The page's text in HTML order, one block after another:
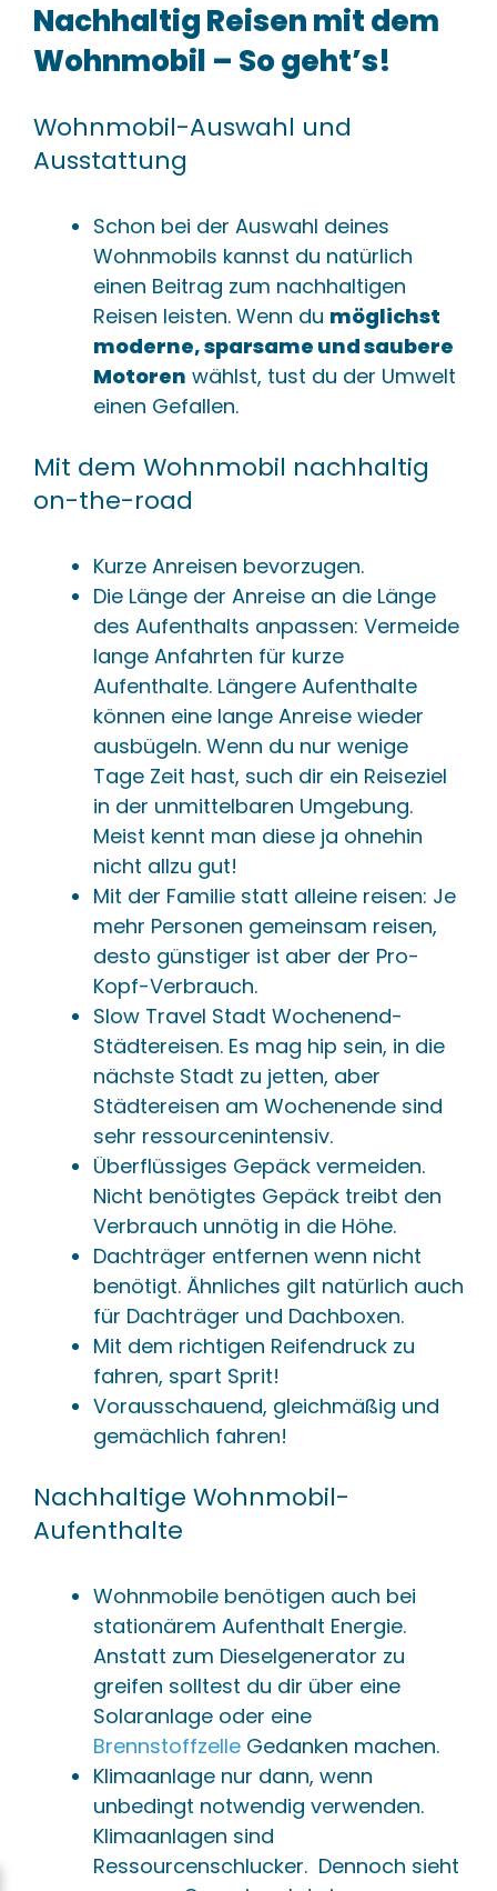
Nachhaltig Reisen mit dem
Wohnmobil – So geht’s!
Wohnmobil-Auswahl und
Ausstattung
Schon bei der Auswahl deines
Wohnmobils kannst du natürlich
einen Beitrag zum nachhaltigen
Reisen leisten. Wenn du möglichst
moderne, sparsame und saubere
Motoren wählst, tust du der Umwelt
einen Gefallen.
Mit dem Wohnmobil nachhaltig
on-the-road
Kurze Anreisen bevorzugen.
Die Länge der Anreise an die Länge
des Aufenthalts anpassen: Vermeide
lange Anfahrten für kurze
Aufenthalte. Längere Aufenthalte
können eine lange Anreise wieder
ausbügeln. Wenn du nur wenige
Tage Zeit hast, such dir ein Reiseziel
in der unmittelbaren Umgebung.
Meist kennt man diese ja ohnehin
nicht allzu gut!
Mit der Familie statt alleine reisen: Je
mehr Personen gemeinsam reisen,
desto günstiger ist aber der Pro-
Kopf-Verbrauch.
Slow Travel Stadt Wochenend-
Städtereisen. Es mag hip sein, in die
nächste Stadt zu jetten, aber
Städtereisen am Wochenende sind
sehr ressourcenintensiv.
Überflüssiges Gepäck vermeiden.
Nicht benötigtes Gepäck treibt den
Verbrauch unnötig in die Höhe.
Dachträger entfernen wenn nicht
benötigt. Ähnliches gilt natürlich auch
für Dachträger und Dachboxen.
Mit dem richtigen Reifendruck zu
fahren, spart Sprit!
Vorausschauend, gleichmäßig und
gemächlich fahren!
Nachhaltige Wohnmobil-
Aufenthalte
Wohnmobile benötigen auch bei
stationärem Aufenthalt Energie.
Anstatt zum Dieselgenerator zu
greifen solltest du dir über eine
Solaranlage oder eine
Brennstoffzelle Gedanken machen.
Klimaanlage nur dann, wenn
unbedingt notwendig verwenden.
Klimaanlagen sind
Ressourcenschlucker. Dennoch sieht